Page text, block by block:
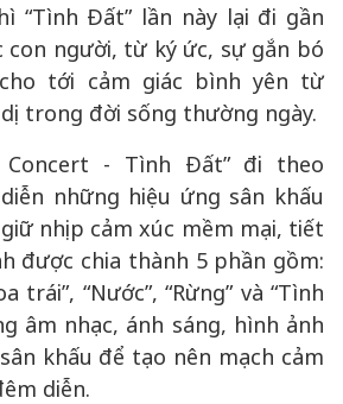
“Tình Đất” lần này lại đi gần
con người, từ ký ức, sự gắn bó
tới cảm giác bình yên từ
trong đời sống thường ngày.
Concert - Tình Đất” đi theo
những hiệu ứng sân khấu
giữ nhịp cảm xúc mềm mại, tiết
được chia thành 5 phần gồm:
trái”, “Nước”, “Rừng” và “Tình
âm nhạc, ánh sáng, hình ảnh
khấu để tạo nên mạch cảm
diễn.